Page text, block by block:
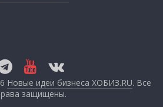
Новые идеи бизнеса ХОБИЗ.RU. Все
защищены.